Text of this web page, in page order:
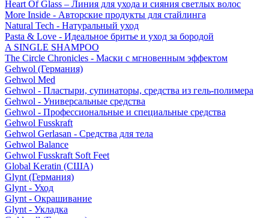
Heart Of Glass – Линия для ухода и сияния светлых волос
More Inside - Авторские продукты для стайлинга
Natural Tech - Натуральный уход
Pasta & Love - Идеальное бритье и уход за бородой
A SINGLE SHAMPOO
The Circle Chronicles - Маски с мгновенным эффектом
Gehwol (Германия)
Gehwol Med
Gehwol - Пластыри, супинаторы, средства из гель-полимера
Gehwol - Универсальные средства
Gehwol - Профессиональные и специальные средства
Gehwol Fusskraft
Gehwol Gerlasan - Средства для тела
Gehwol Balance
Gehwol Fusskraft Soft Feet
Global Keratin (США)
Glynt (Германия)
Glynt - Уход
Glynt - Окрашивание
Glynt - Укладка